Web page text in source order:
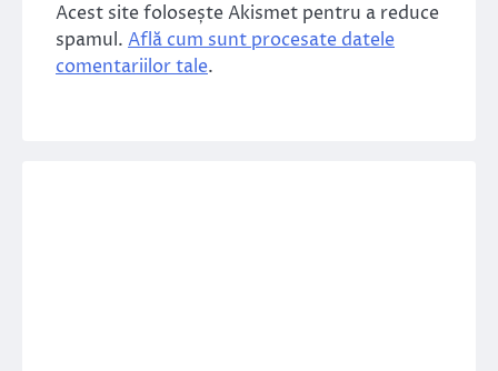
Acest site folosește Akismet pentru a reduce
spamul. Află cum sunt procesate datele
comentariilor tale.